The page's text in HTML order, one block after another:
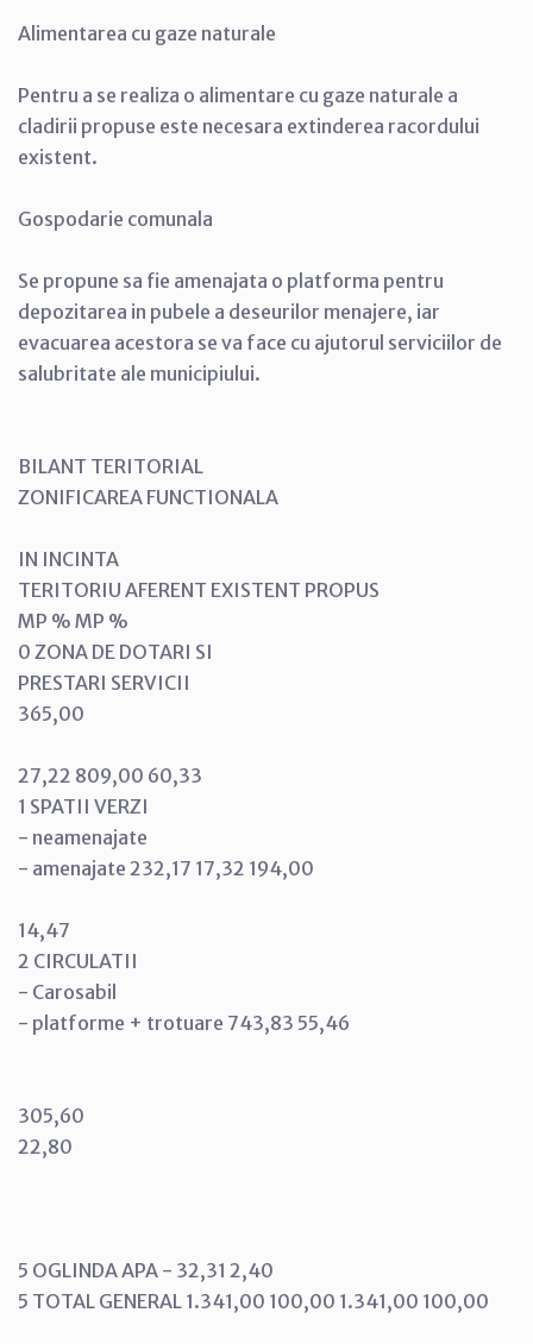
Alimentarea cu gaze naturale
Pentru a se realiza o alimentare cu gaze naturale a
cladirii propuse este necesara extinderea racordului
existent.
Gospodarie comunala
Se propune sa fie amenajata o platforma pentru
depozitarea in pubele a deseurilor menajere, iar
evacuarea acestora se va face cu ajutorul serviciilor de
salubritate ale municipiului.
BILANT TERITORIAL
ZONIFICAREA FUNCTIONALA
IN INCINTA
TERITORIU AFERENT EXISTENT PROPUS
MP % MP %
0 ZONA DE DOTARI SI
PRESTARI SERVICII
365,00
27,22 809,00 60,33
1 SPATII VERZI
- neamenajate
- amenajate 232,17 17,32 194,00
14,47
2 CIRCULATII
- Carosabil
- platforme + trotuare 743,83 55,46
305,60
22,80
5 OGLINDA APA - 32,31 2,40
5 TOTAL GENERAL 1.341,00 100,00 1.341,00 100,00